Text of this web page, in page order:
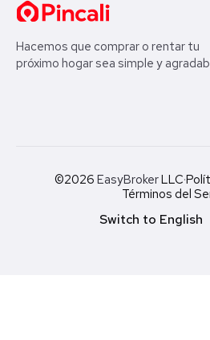
Hacemos que comprar o rentar tu
próximo hogar sea simple y
©2026 EasyBrokerLLC·
Términos del
Switch to English